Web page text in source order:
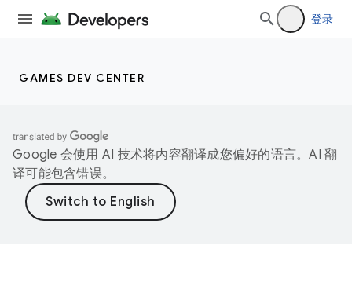
登录
GAMES DEV CENTER
Google 会使用 AI 技术将内容翻译成您偏好的语言。AI 翻
译可能包含错误。